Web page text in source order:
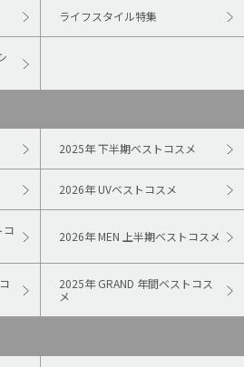
ライフスタイル特集
2025年 下半期ベストコスメ
2026年 UVベストコスメ
コ
2026年 MEN 上半期ベストコスメ
2025年 GRAND 年間ベストコス
メ